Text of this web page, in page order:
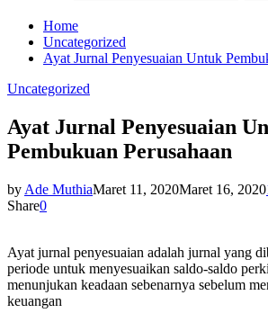
Home
Uncategorized
Ayat Jurnal Penyesuaian Untuk
Uncategorized
Ayat Jurnal Penyesuaian
Pembukuan Perusahaan
by Ade MuthiaMaret 11, 2020Maret 16, 2020
Share0
Ayat jurnal penyesuaian adalah jurnal yang
periode untuk menyesuaikan saldo-saldo
menunjukan keadaan sebenarnya sebelum
keuangan